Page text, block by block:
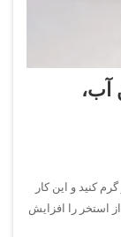
آب،
کنید و این کار
استخر را افزایش
گرم‌کن